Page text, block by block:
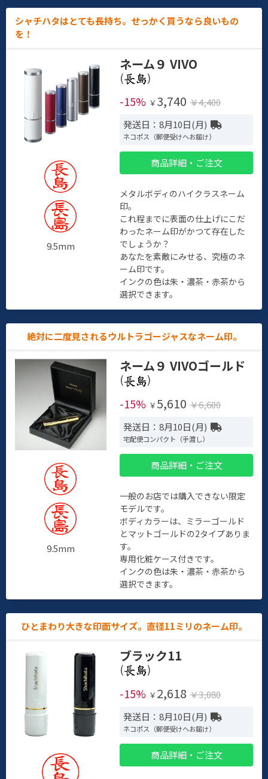
シャチハタはとても長持ち。せっかく買うなら良いもの
を！
9.5mm
ネーム９ VIVO
(
)
-15% ￥ 3,740 ￥4,400
発送日：8月10日(月)
ネコポス（郵便受けへお届け）
商品詳細・ご注文
メタルボディのハイクラスネーム
印。
これ程までに表面の仕上げにこだ
わったネーム印がかつて存在した
でしょうか？
あなたを素敵にみせる、究極のネ
ーム印です。
インクの色は朱・濃茶・赤茶から
選択できます。
絶対に二度見されるウルトラゴージャスなネーム印。
9.5mm
ネーム９ VIVOゴールド
(
)
-15% ￥ 5,610 ￥6,600
発送日：8月10日(月)
宅配便コンパクト（手渡し）
商品詳細・ご注文
一般のお店では購入できない限定
モデルです。
ボディカラーは、ミラーゴールド
とマットゴールドの2タイプありま
す。
専用化粧ケース付きです。
インクの色は朱・濃茶・赤茶から
選択できます。
ひとまわり大きな印面サイズ。直径11ミリのネーム印。
ブラック11
(
)
-15% ￥ 2,618 ￥3,080
発送日：8月10日(月)
ネコポス（郵便受けへお届け）
商品詳細・ご注文